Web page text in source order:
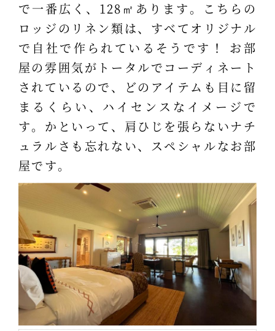
で一番広く、128㎡あります。こちらの
ロッジのリネン類は、すべてオリジナル
で自社で作られているそうです！ お部
屋の雰囲気がトータルでコーディネート
されているので、どのアイテムも目に留
まるくらい、ハイセンスなイメージで
す。かといって、肩ひじを張らないナチ
ュラルさも忘れない、スペシャルなお部
屋です。